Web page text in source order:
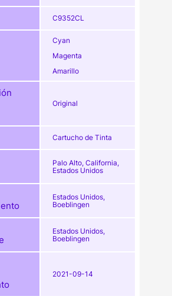
C9352CL
Cyan
Magenta
Amarillo
Original
Cartucho de Tinta
Palo Alto, California,
Estados Unidos
Estados Unidos,
Boeblingen
Estados Unidos,
Boeblingen
2021-09-14